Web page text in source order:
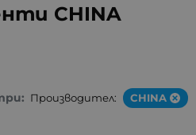
CHINA
Производител: CHINA